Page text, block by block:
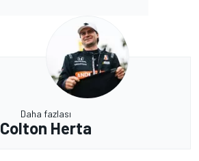
Daha fazlası
Colton Herta